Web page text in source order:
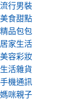
流行男裝
美食甜點
精品包包
居家生活
美容彩妝
生活雜貨
手機通訊
媽咪親子